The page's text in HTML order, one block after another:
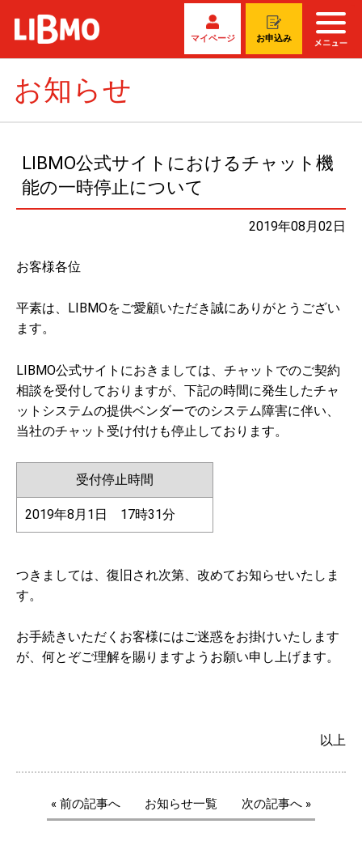
マイページ お申込み
お知らせ
LIBMO公式サイトにおけるチャット機
能の一時停止について
2019年08月02日
お客様各位
平素は、LIBMOをご愛顧いただき誠にありがとうござい
ます。
LIBMO公式サイトにおきましては、チャットでのご契約
相談を受付しておりますが、下記の時間に発生したチャ
ットシステムの提供ベンダーでのシステム障害に伴い、
当社のチャット受け付けも停止しております。
受付停止時間
2019年8月1日 17時31分
つきましては、復旧され次第、改めてお知らせいたしま
す。
お手続きいただくお客様にはご迷惑をお掛けいたします
が、何とぞご理解を賜りますようお願い申し上げます。
以上
« 前の記事へ お知らせ一覧 次の記事へ »